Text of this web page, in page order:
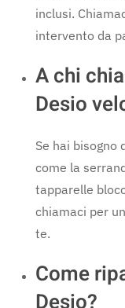
inclusi.
intervento da
A chi
Desio
Se hai bisogno
come la
tapparelle
chiamaci per
te.
Come